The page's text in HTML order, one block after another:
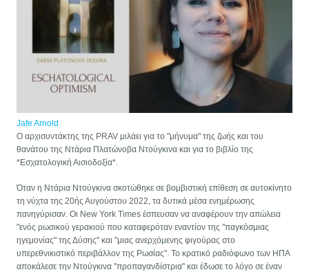
Jafe Arnold
Ο αρχισυντάκτης της PRAV μιλάει για το "μήνυμα" της ζωής και του
θανάτου της Ντάρια Πλατώνοβα Ντούγκινα και για το βιβλίο της
*Εσχατολογική Αισιοδοξία*.
Όταν η Ντάρια Ντούγκινα σκοτώθηκε σε βομβιστική επίθεση σε αυτοκίνητο
τη νύχτα της 20ής Αυγούστου 2022, τα δυτικά μέσα ενημέρωσης
πανηγύρισαν. Οι New York Times έσπευσαν να αναφέρουν την απώλεια
"ενός ρωσικού γερακιού που καταφερόταν εναντίον της "παγκόσμιας
ηγεμονίας" της Δύσης" και "μιας ανερχόμενης φιγούρας στο
υπερεθνικιστικό περιβάλλον της Ρωσίας". Το κρατικό ραδιόφωνο των ΗΠΑ
αποκάλεσε την Ντούγκινα "προπαγανδίστρια" και έδωσε το λόγο σε έναν